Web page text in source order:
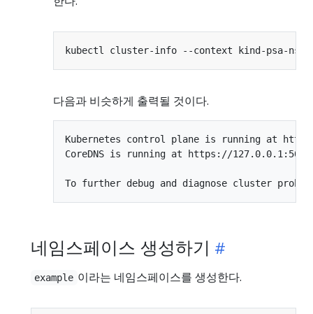
다음과 비슷하게 출력될 것이다.
Kubernetes control plane is running at
CoreDNS is running at https://
네임스페이스 생성하기
example 이라는 네임스페이스를 생성한다.